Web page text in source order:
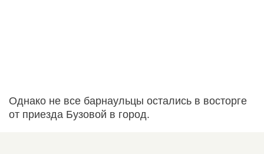
Однако не все барнаульцы остались в восторге
от приезда Бузовой в город.